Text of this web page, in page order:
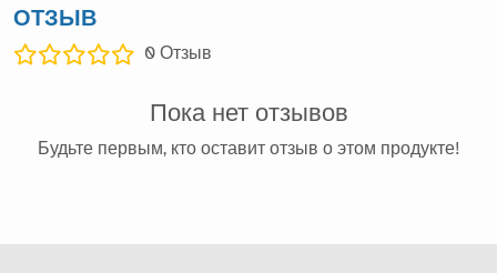
ОТЗЫВ
0 Отзыв
Пока нет отзывов
Будьте первым, кто оставит отзыв о этом продукте!